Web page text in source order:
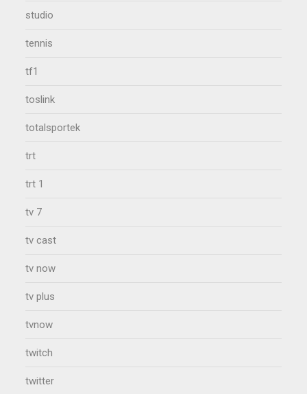
studio
tennis
tf1
toslink
totalsportek
trt
trt 1
tv 7
tv cast
tv now
tv plus
tvnow
twitch
twitter